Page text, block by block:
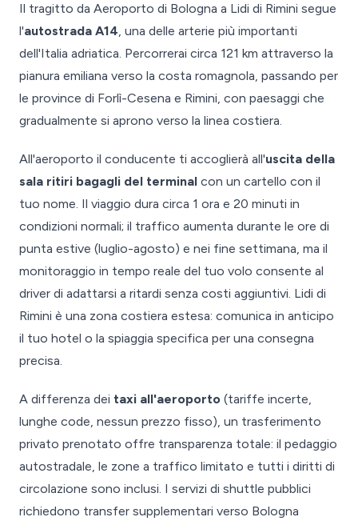
Il tragitto da Aeroporto di Bologna a Lidi di Rimini segue
l'autostrada A14, una delle arterie più importanti
dell'Italia adriatica. Percorrerai circa 121 km attraverso la
pianura emiliana verso la costa romagnola, passando per
le province di Forlì-Cesena e Rimini, con paesaggi che
gradualmente si aprono verso la linea costiera.
All'aeroporto il conducente ti accoglierà all'uscita della
sala ritiri bagagli del terminal con un cartello con il
tuo nome. Il viaggio dura circa 1 ora e 20 minuti in
condizioni normali; il traffico aumenta durante le ore di
punta estive (luglio-agosto) e nei fine settimana, ma il
monitoraggio in tempo reale del tuo volo consente al
driver di adattarsi a ritardi senza costi aggiuntivi. Lidi di
Rimini è una zona costiera estesa: comunica in anticipo
il tuo hotel o la spiaggia specifica per una consegna
precisa.
A differenza dei taxi all'aeroporto (tariffe incerte,
lunghe code, nessun prezzo fisso), un trasferimento
privato prenotato offre transparenza totale: il pedaggio
autostradale, le zone a traffico limitato e tutti i diritti di
circolazione sono inclusi. I servizi di shuttle pubblici
richiedono transfer supplementari verso Bologna